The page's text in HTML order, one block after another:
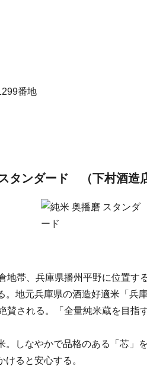
番地
ンダード （下村酒造店
地帯、兵庫県播州平野に位置す
。地元兵庫県の酒造好適米「兵
賛される。「全量純米蔵を目指
。しなやかで品格のある「芯」
ると安心する。